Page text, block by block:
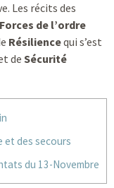
Les récits des
Forces de l’ordre
Résiliencequi s’est
de Sécurité
et des secours
du 13-Novembre